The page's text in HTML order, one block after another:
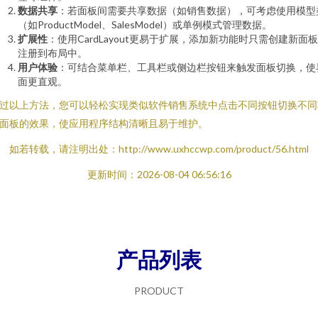
数据共享 ：若面板间需要共享数据（如销售数据），可考虑使用模型
（如ProductModel、SalesModel）或单例模式管理数据。
扩展性 ：使用CardLayout更易于扩展，添加新功能时只需创建新面
注册到布局中。
用户体验 ：可结合菜单栏、工具栏或侧边栏按钮来触发面板切换，使
面更直观。
以上方法，您可以轻松实现类似软件销售系统中点击不同按钮切换不
板的效果，使应用程序结构清晰且易于维护。
如若转载，请注明出处：http://www.uxhccwp.com/product/56.html
更新时间：2026-08-04 06:56:16
产品列表
PRODUCT